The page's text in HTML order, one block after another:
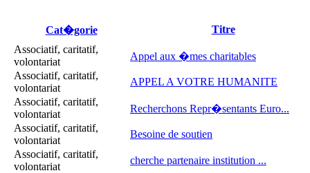
Cat�gorie
Titre
Associatif, caritatif,
volontariat
Appel aux �mes charitables
Associatif, caritatif,
volontariat
APPEL A VOTRE HUMANITE
Associatif, caritatif,
volontariat
Recherchons Repr�sentants Euro...
Associatif, caritatif,
volontariat
Besoine de soutien
Associatif, caritatif,
volontariat
cherche partenaire institution ...